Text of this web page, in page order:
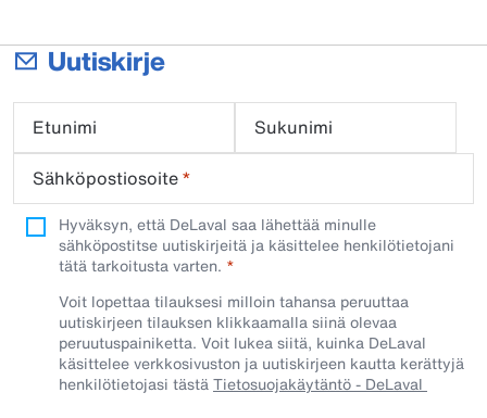
Uutiskirje
Etunimi
Sukunimi
Sähköpostiosoite*
Hyväksyn, että DeLaval saa lähettää minulle
sähköpostitse uutiskirjeitä ja käsittelee henkilötietojani
tätä tarkoitusta varten.
Voit lopettaa tilauksesi milloin tahansa peruuttaa
uutiskirjeen tilauksen klikkaamalla siinä olevaa
peruutuspainiketta. Voit lukea siitä, kuinka DeLaval
käsittelee verkkosivuston ja uutiskirjeen kautta kerättyjä
henkilötietojasi tästäTietosuojakäytäntö - DeLaval